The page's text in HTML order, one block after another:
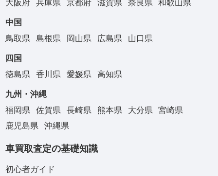
大阪府
兵庫県 京都府 滋賀県 奈良県 和歌山県
中国
鳥取県
島根県 岡山県 広島県 山口県
四国
徳島県
香川県 愛媛県 高知県
九州・沖縄
福岡県
佐賀県 長崎県 熊本県 大分県
宮崎県
鹿児島県
沖縄県
車買取査定の基礎知識
初心者ガイド